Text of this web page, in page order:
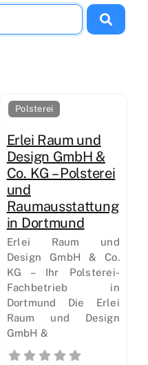
Polsterei
Erlei Raum und
Design GmbH &
Co. KG – Polsterei
und
Raumausstattung
in Dortmund
Erlei Raum und
Design GmbH & Co.
KG – Ihr Polsterei-
Fachbetrieb in
Dortmund Die Erlei
Raum und Design
GmbH &